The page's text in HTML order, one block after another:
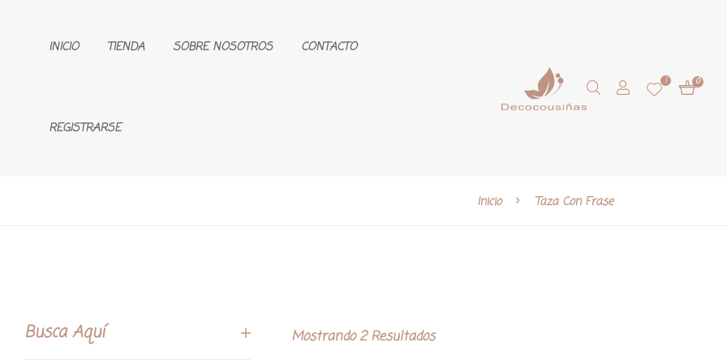
INICIO TIENDA SOBRE NOSOTROS CONTACTO
REGISTRARSE
1 0
Inicio Taza Con Frase
Mostrando 2 Resultados
Busca Aquí